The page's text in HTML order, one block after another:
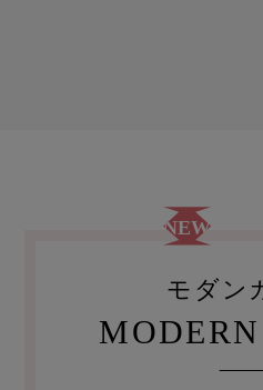
NEW
モダン